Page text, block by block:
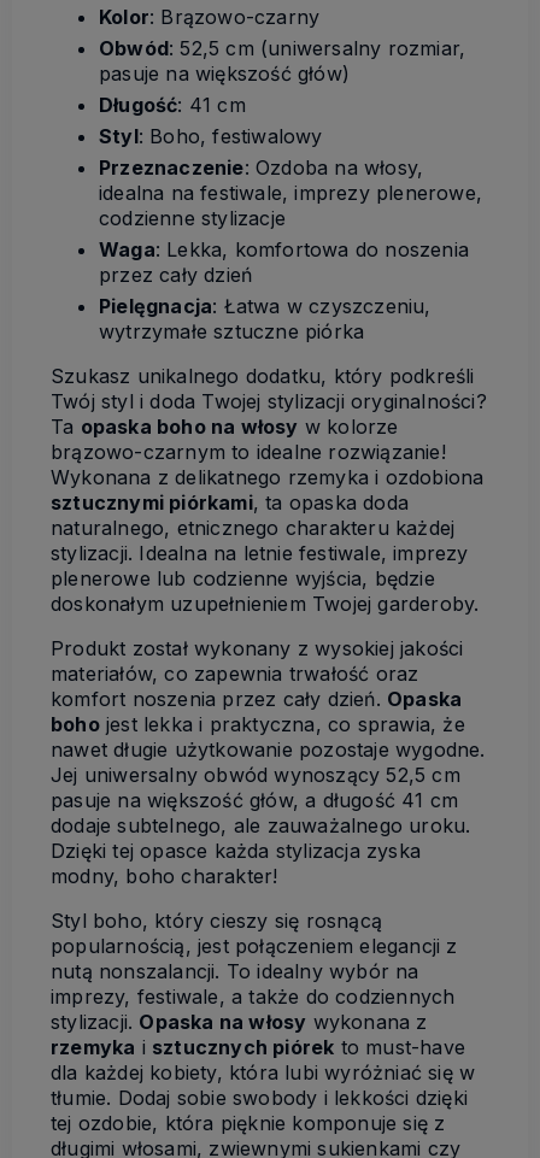
Kolor: Brązowo-czarny
Obwód: 52,5 cm (uniwersalny rozmiar,
pasuje na większość głów)
Długość: 41 cm
Styl: Boho, festiwalowy
Przeznaczenie: Ozdoba na włosy,
idealna na festiwale, imprezy plenerowe,
codzienne stylizacje
Waga: Lekka, komfortowa do noszenia
przez cały dzień
Pielęgnacja: Łatwa w czyszczeniu,
wytrzymałe sztuczne piórka
Szukasz unikalnego dodatku, który podkreśli
Twój styl i doda Twojej stylizacji oryginalności?
Ta opaska boho na włosy w kolorze
brązowo-czarnym to idealne rozwiązanie!
Wykonana z delikatnego rzemyka i ozdobiona
sztucznymi piórkami, ta opaska doda
naturalnego, etnicznego charakteru każdej
stylizacji. Idealna na letnie festiwale, imprezy
plenerowe lub codzienne wyjścia, będzie
doskonałym uzupełnieniem Twojej garderoby.
Produkt został wykonany z wysokiej jakości
materiałów, co zapewnia trwałość oraz
komfort noszenia przez cały dzień. Opaska
bohojest lekka i praktyczna, co sprawia, że
nawet długie użytkowanie pozostaje wygodne.
Jej uniwersalny obwód wynoszący 52,5 cm
pasuje na większość głów, a długość 41 cm
dodaje subtelnego, ale zauważalnego uroku.
Dzięki tej opasce każda stylizacja zyska
modny, boho charakter!
Styl boho, który cieszy się rosnącą
popularnością, jest połączeniem elegancji z
nutą nonszalancji. To idealny wybór na
imprezy, festiwale, a także do codziennych
stylizacji. Opaska na włosy wykonana z
rzemyka i sztucznych piórek to must-have
dla każdej kobiety, która lubi wyróżniać się w
tłumie. Dodaj sobie swobody i lekkości dzięki
tej ozdobie, która pięknie komponuje się z
długimi włosami, zwiewnymi sukienkami czy